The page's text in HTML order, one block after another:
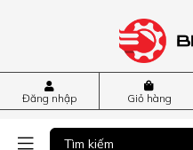
Đăng nhập Giỏ hàng